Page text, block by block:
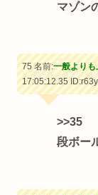
マゾン
75 名前:一般より
17:05:12.35
>>35
段ボー